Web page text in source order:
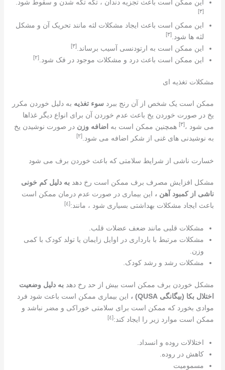
این ممکن است باعث تجزیه دندان ، تکه تکه شدن و سقوط شود.
[٣]
این ممکن است باعث ایجاد مشکلات لثه مانند تحریک آن و مشکل
لثه ها شود. [٣]
این ممکن است به ارتودنسی آسیب برساند. [٣]
این ممکن است باعث درد و مشکلات موجود در فک شود. [٢]
مشکلات تغذیه ای
ممکن است یک شخص از آن رنج ببرد سوء تغذیه به دلیل خوردن مکرر
یخ در صورت خوردن یخ باعث عدم خوردن آن برای انواع دیگر غذاها
می شود ،[٣] همچنین ممکن است به اضافه وزن در صورت نوشیدن یخ
به نوشیدنی های غنی از شکر اضافه می شود. [٢]
خسارت ناشی از شرایط سلامتی که باعث خوردن برف می شود
مشکل افزایش مصرف برف ممکن است رخ دهد به دلیل کم خونی
ناشی از کمبود آهن ، این بیماری در صورت عدم درمان ممکن است
باعث ایجاد مشکلات بهداشتی بسیاری شود ، مانند:[٤]
مشکلات قلبی مانند ضعف عضلات قلب.
مشکلات مرتبط با بارداری در اوایل زایمان یا تولد کودک با کمی
وزن.
مشکلات رشد و رشد کودک.
مشکل خوردن برف ممکن است بیش از حد رخ دهد به دلیل وضعیت
اختلال بکا (بیگانگی QUSA) ،
این بیماری ممکن است باعث شود فرد
موادی بخورد که ممکن است برای سلامتی خوراکی و مضر نباشد و
ممکن است موارد زیر را ایجاد کند:[٤]
اختلالات روده و انسداد.
کاهش در روده.
مسمومیت